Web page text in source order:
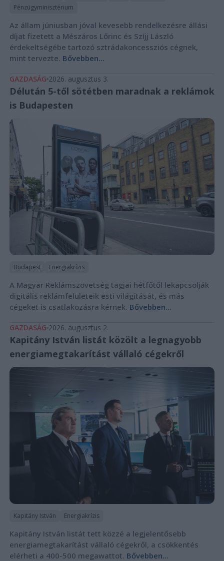
Pénzügyminisztérium
Az állam júniusban jóval kevesebb rendelkezésre állási
díjat fizetett a Mészáros Lőrinc és Szíjj László
érdekeltségébe tartozó sztrádakoncessziós cégnek,
mint tervezte. Bővebben...
GAZDASÁG 2026. augusztus 3.
Délután 5-től sötétben maradnak a reklámok
is Budapesten
Budapest Energiakrízis
A Magyar Reklámszövetség tagjai hétfőtől lekapcsolják
digitális reklámfelületeik esti világítását, és más
cégeket is csatlakozásra kérnek. Bővebben...
GAZDASÁG 2026. augusztus 2.
Kapitány István listát közölt a legnagyobb
energiamegtakarítást vállaló cégekről
Kapitány István Energiakrízis
Kapitány István listát tett közzé a legjelentősebb
energiamegtakarítást vállaló cégekről, a csökkentés
elérheti a 400-500 megawattot. Bővebben...